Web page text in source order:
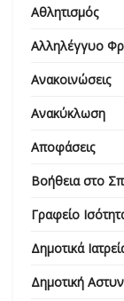
Αθλητισμός
Αλληλέγγυο
Ανακοινώσεις
Ανακύκλωση
Αποφάσεις
Βοήθεια στο
Γραφείο
Δημοτικά
Δημοτική